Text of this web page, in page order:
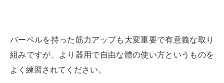
バーベルを持った筋力アップも大変重要で有意義な取り
組みですが、より器用で自由な體の使い方というものを
よく練習されてください。